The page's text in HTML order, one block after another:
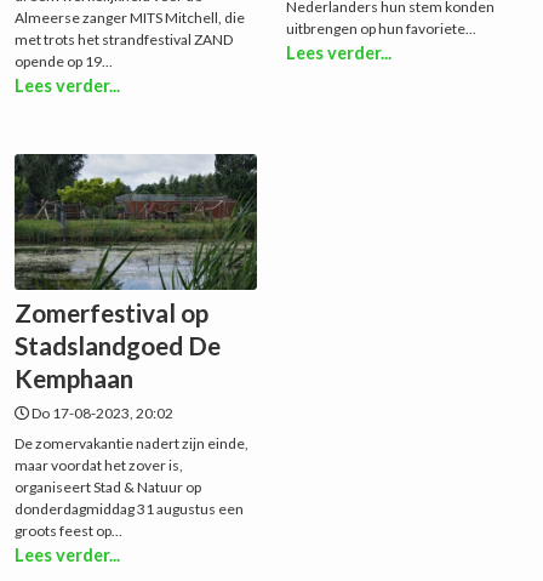
Almeerse zanger MITS Mitchell, die
met trots het strandfestival ZAND
opende op 19...
Lees verder...
Nederlanders hun stem konden
uitbrengen op hun favoriete...
Lees verder...
Zomerfestival op
Stadslandgoed De
Kemphaan
Do 17-08-2023, 20:02
De zomervakantie nadert zijn einde,
maar voordat het zover is,
organiseert Stad & Natuur op
donderdagmiddag 31 augustus een
groots feest op...
Lees verder...